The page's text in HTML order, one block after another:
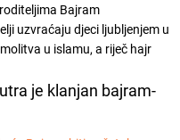
Bajram
uzvraćaju djeci ljubljenjem u
u islamu, a riječ hajr
je klanjan bajram-